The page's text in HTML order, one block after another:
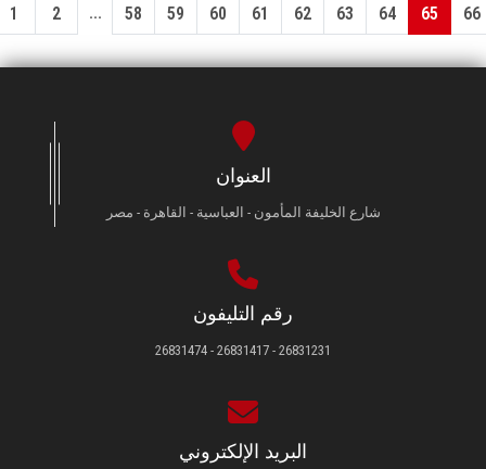
1 2 ... 58 59 60 61 62 63 64 65 66
العنوان
شارع الخليفة المأمون - العباسية - القاهرة - مصر
رقم التليفون
26831231 - 26831417 - 26831474
البريد الإلكتروني